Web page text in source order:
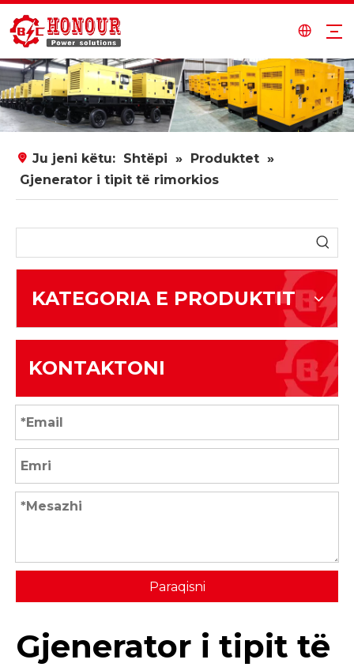
Ju jeni këtu: Shtëpi » Produktet »
Gjenerator i tipit të rimorkios
KATEGORIA E PRODUKTIT
KONTAKTONI
Paraqisni
Gjenerator i tipit të